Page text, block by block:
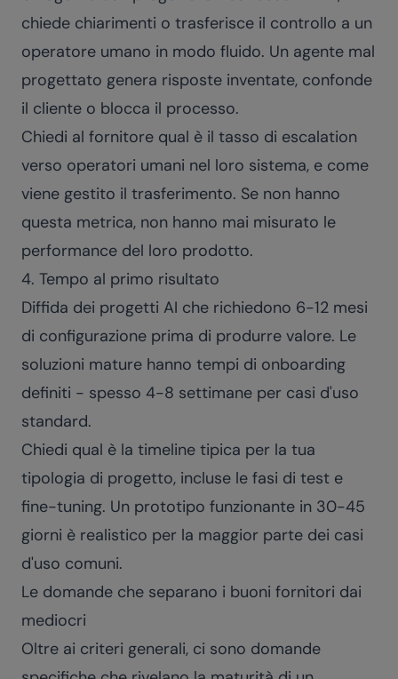
chiede chiarimenti o trasferisce il controllo a un
operatore umano in modo fluido. Un agente mal
progettato genera risposte inventate, confonde
il cliente o blocca il processo.
Chiedi al fornitore qual è il tasso di escalation
verso operatori umani nel loro sistema, e come
viene gestito il trasferimento. Se non hanno
questa metrica, non hanno mai misurato le
performance del loro prodotto.
4. Tempo al primo risultato
Diffida dei progetti AI che richiedono 6-12 mesi
di configurazione prima di produrre valore. Le
soluzioni mature hanno tempi di onboarding
definiti - spesso 4-8 settimane per casi d'uso
standard.
Chiedi qual è la timeline tipica per la tua
tipologia di progetto, incluse le fasi di test e
fine-tuning. Un prototipo funzionante in 30-45
giorni è realistico per la maggior parte dei casi
d'uso comuni.
Le domande che separano i buoni fornitori dai
mediocri
Oltre ai criteri generali, ci sono domande